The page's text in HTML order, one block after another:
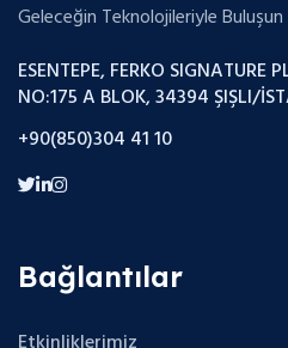
Geleceğin Teknolojileriyle Buluşun
ESENTEPE, FERKO SIGNATURE
NO:175 A BLOK, 34394 ŞIŞLI/
+90(850)304 41 10
Bağlantılar